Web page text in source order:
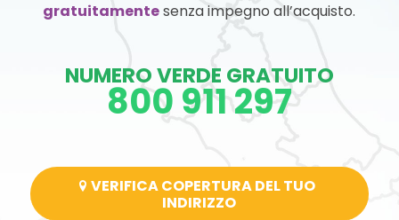
gratuitamentesenza impegno all’acquisto.
NUMERO VERDE GRATUITO
800 911 297
VERIFICA COPERTURA DEL TUO
INDIRIZZO